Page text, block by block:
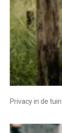
Privacy in de